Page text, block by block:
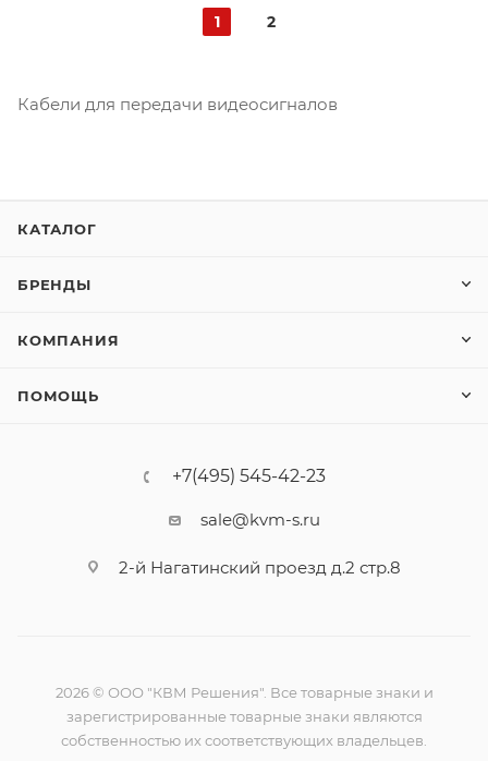
1 2
Кабели для передачи видеосигналов
КАТАЛОГ
БРЕНДЫ
КОМПАНИЯ
ПОМОЩЬ
+7(495) 545-42-23
sale@kvm-s.ru
2-й Нагатинский проезд д.2 стр.8
2026 © ООО "КВМ Решения". Все товарные знаки и
зарегистрированные товарные знаки являются
собственностью их соответствующих владельцев.